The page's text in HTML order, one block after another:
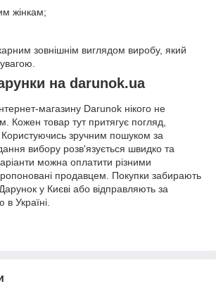
жінкам;
зовнішнім виглядом виробу, який
на darunok.ua
магазину Darunok нікого не
Кожен товар тут притягує погляд,
Користуючись зручним пошуком за
вибору розв'язується швидко та
можна оплатити різними
продавцем. Покупки забирають
у Києві або відправляють за
Україні.